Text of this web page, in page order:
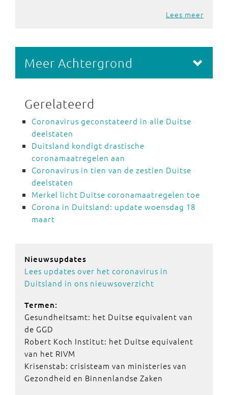
Lees meer
Meer Achtergrond
Gerelateerd
Coronavirus geconstateerd in alle Duitse
deelstaten
Duitsland kondigt drastische
coronamaatregelen aan
Coronavirus in tien van de zestien Duitse
deelstaten
Merkel licht Duitse coronamaatregelen toe
Corona in Duitsland: update woensdag 18
maart
Nieuwsupdates
Lees updates over het coronavirus in
Duitsland in ons nieuwsoverzicht
Termen:
Gesundheitsamt: het Duitse equivalent van
de GGD
Robert Koch Institut: het Duitse equivalent
van het RIVM
Krisenstab: crisisteam van ministeries van
Gezondheid en Binnenlandse Zaken